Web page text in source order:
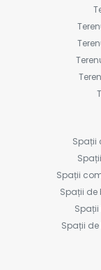
Spații
Spații
Spații de
Spații